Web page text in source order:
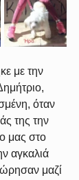
με την
όταν
της την
μας στο
αγκαλιά
μαζί